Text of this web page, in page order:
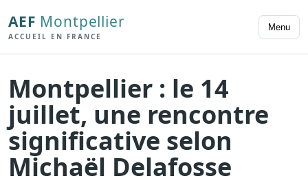
AEF Montpellier
ACCUEIL EN FRANCE
Menu
Montpellier : le 14
juillet, une rencontre
significative selon
Michaël Delafosse